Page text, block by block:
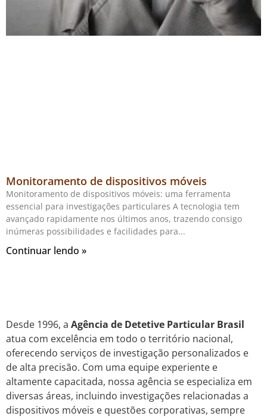
Monitoramento de dispositivos móveis
Monitoramento de dispositivos móveis: uma ferramenta
essencial para investigações particulares A tecnologia tem
avançado rapidamente nos últimos anos, trazendo consigo
inúmeras possibilidades e facilidades para
Continuar lendo »
Desde 1996, a Agência de Detetive Particular Brasil
atua com excelência em todo o território nacional,
oferecendo serviços de investigação personalizados e
de alta precisão. Com uma equipe experiente e
altamente capacitada, nossa agência se especializa em
diversas áreas, incluindo investigações relacionadas a
dispositivos móveis e questões corporativas, sempre